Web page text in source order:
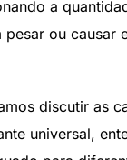
a
pesar ou causar
discutir as
universal,